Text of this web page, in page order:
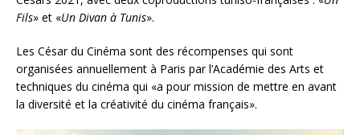
Fils» et «Un Divan à Tunis».
Les César du Cinéma sont des récompenses qui sont
organisées annuellement à Paris par l’Académie des Arts et
techniques du cinéma qui «a pour mission de mettre en avant
la diversité et la créativité du cinéma français».